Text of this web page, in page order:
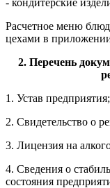
Расчетное меню
цехами в
2. Перечень
1. Устав предприятия;
2. Свидетельство о
3. Лицензия на
4. Сведения о
состояния